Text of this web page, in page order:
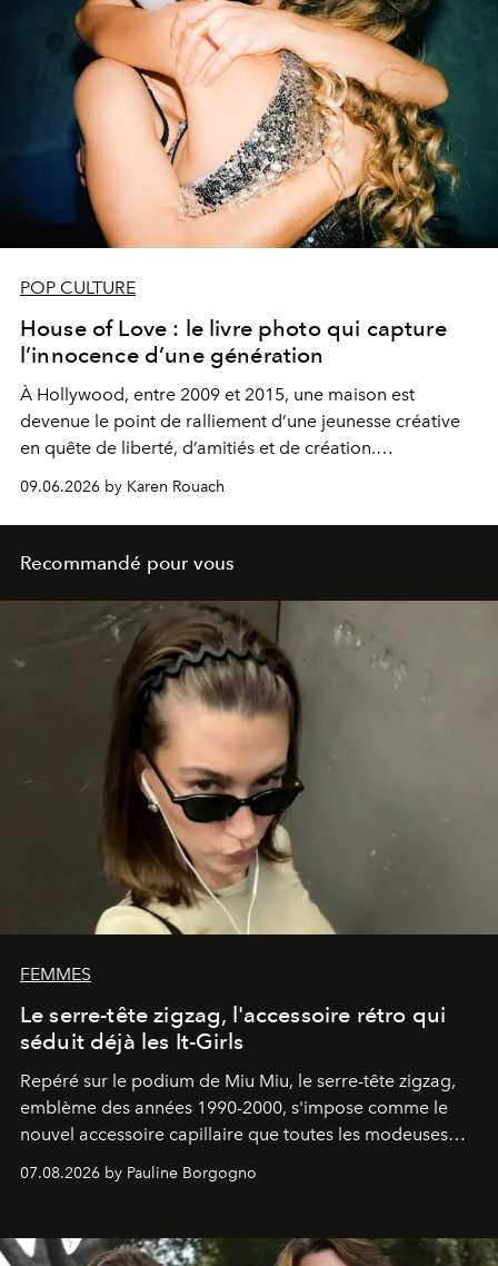
POP CULTURE
House of Love : le livre photo qui capture
l’innocence d’une génération
À Hollywood, entre 2009 et 2015, une maison est
devenue le point de ralliement d’une jeunesse créative
en quête de liberté, d’amitiés et de création.
Aujourd’hui, cette aventure collective renaît dans
, un livre photographique signé Shelby Duncan.
09.06.2026 by Karen Rouach
Recommandé pour vous
FEMMES
Le serre-tête zigzag, l'accessoire rétro qui
séduit déjà les It-Girls
Repéré sur le podium de Miu Miu, le serre-tête zigzag,
emblème des années 1990-2000, s'impose comme le
nouvel accessoire capillaire que toutes les modeuses
s'arrachent déjà.
07.08.2026 by Pauline Borgogno